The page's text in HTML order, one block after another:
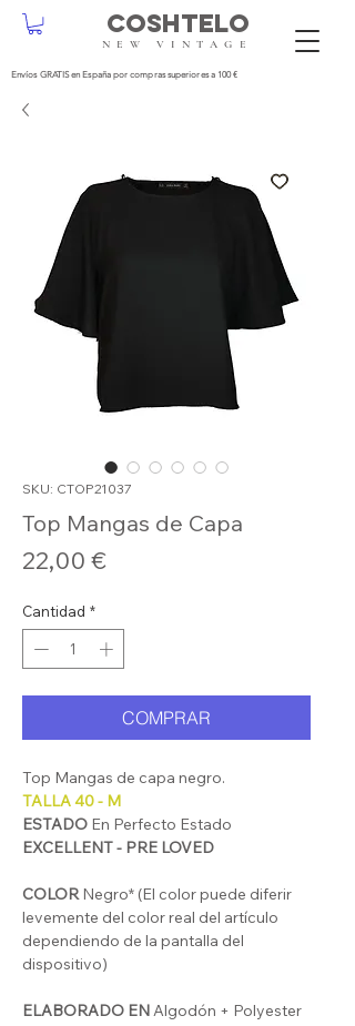
NEW VINTAGE
Envíos GRATIS en España por compras superiores a 100 €
COSHTELO
SKU: CTOP21037
Top Mangas de Capa
22,00 €Precio
Cantidad *
COMPRAR
Top Mangas de capa negro.
TALLA 40 - M
ESTADO En Perfecto Estado
EXCELLENT - PRE LOVED
COLORNegro* (El color puede diferir
levemente del color real del artículo
dependiendo de la pantalla del
dispositivo)
ELABORADO ENAlgodón + Polyester